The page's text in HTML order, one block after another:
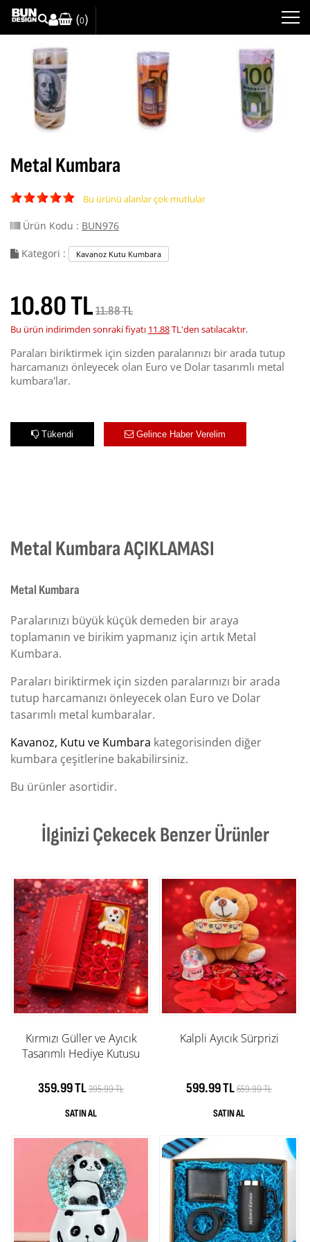
(0)
Metal Kumbara
Bu ürünü alanlar çok mutlular
Ürün Kodu : BUN976
Kategori : Kavanoz Kutu Kumbara
10.80 TL11.88 TL
Bu ürün indirimden sonraki fiyatı 11.88TL'den satılacaktır.
Paraları biriktirmek için sizden paralarınızı bir arada tutup
harcamanızı önleyecek olan Euro ve Dolar tasarımlı metal
kumbara'lar.
Tükendi Gelince Haber Verelim
Metal Kumbara AÇIKLAMASI
Metal Kumbara
Paralarınızı büyük küçük demeden bir araya
toplamanın ve birikim yapmanız için artık Metal
Kumbara.
Paraları biriktirmek için sizden paralarınızı bir arada
tutup harcamanızı önleyecek olan Euro ve Dolar
tasarımlı metal kumbaralar.
Kavanoz, Kutu ve Kumbara kategorisinden diğer
kumbara çeşitlerine bakabilirsiniz.
Bu ürünler asortidir.
İlginizi Çekecek Benzer Ürünler
Kırmızı Güller ve Ayıcık
Tasarımlı Hediye Kutusu
359.99 TL395.99 TL
Kalpli Ayıcık Sürprizi
599.99 TL659.99 TL